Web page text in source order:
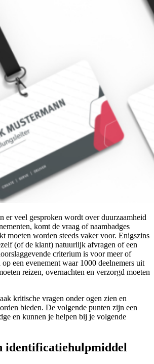
er veel gesproken wordt over duurzaamheid
komt de vraag of naambadges
moeten worden steeds vaker voor. Enigszins
(of de klant) natuurlijk afvragen of een
criterium is voor meer of
een evenement waar 1000 deelnemers uit
reizen, overnachten en verzorgd moeten
kritische vragen onder ogen zien en
bieden. De volgende punten zijn een
en kunnen je helpen bij je volgende
identificatiehulpmiddel